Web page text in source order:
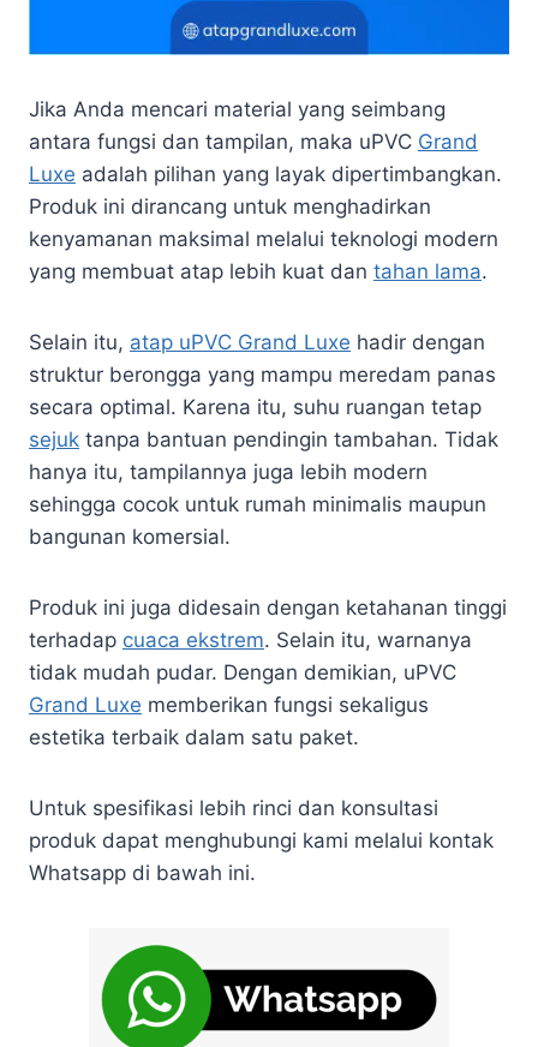
Jika Anda mencari material yang seimbang
antara fungsi dan tampilan, maka uPVC Grand
Luxe adalah pilihan yang layak dipertimbangkan.
Produk ini dirancang untuk menghadirkan
kenyamanan maksimal melalui teknologi modern
yang membuat atap lebih kuat dan tahan lama.
Selain itu, atap uPVC Grand Luxe hadir dengan
struktur berongga yang mampu meredam panas
secara optimal. Karena itu, suhu ruangan tetap
sejuk tanpa bantuan pendingin tambahan. Tidak
hanya itu, tampilannya juga lebih modern
sehingga cocok untuk rumah minimalis maupun
bangunan komersial.
Produk ini juga didesain dengan ketahanan tinggi
terhadap cuaca ekstrem. Selain itu, warnanya
tidak mudah pudar. Dengan demikian, uPVC
Grand Luxe memberikan fungsi sekaligus
estetika terbaik dalam satu paket.
Untuk spesifikasi lebih rinci dan konsultasi
produk dapat menghubungi kami melalui kontak
Whatsapp di bawah ini.